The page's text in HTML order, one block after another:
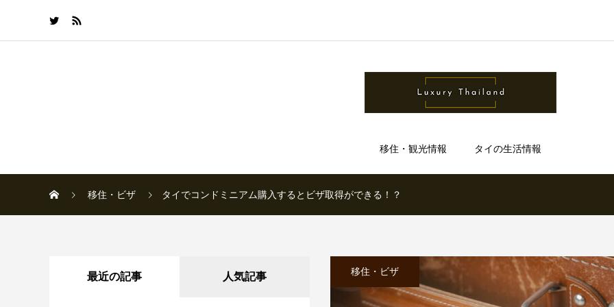
移住・観光情報 タイの生活情報
移住・ビザ タイでコンドミニアム購入するとビザ取得ができる！？
移住・ビザ
最近の記事 人気記事